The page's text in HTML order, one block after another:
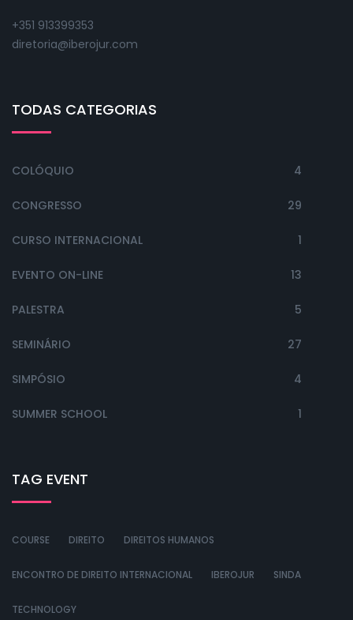
+351 913399353
diretoria@iberojur.com
TODAS CATEGORIAS
COLÓQUIO 4
CONGRESSO 29
CURSO INTERNACIONAL 1
EVENTO ON-LINE 13
PALESTRA 5
SEMINÁRIO 27
SIMPÓSIO 4
SUMMER SCHOOL 1
TAG EVENT
COURSE DIREITO DIREITOS HUMANOS
ENCONTRO DE DIREITO INTERNACIONAL IBEROJUR SINDA
TECHNOLOGY